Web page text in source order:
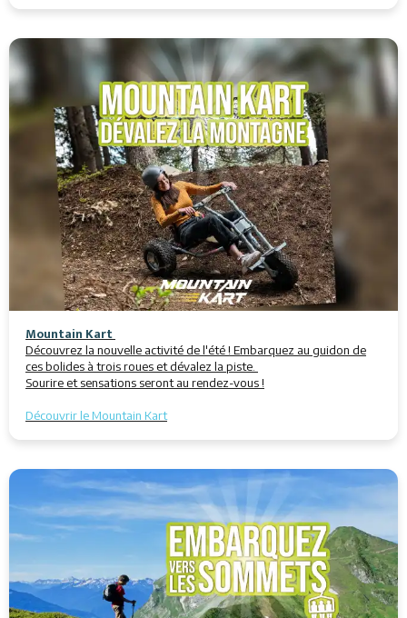
Mountain Kart
Découvrez la nouvelle activité de l'été ! Embarquez au guidon de
ces bolides à trois roues et dévalez la piste.
Sourire et sensations seront au rendez-vous !
Découvrir le Mountain Kart